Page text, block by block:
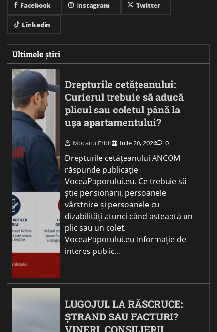
Facebook Instagram Twitter
Linkedin
Ultimele știri
Drepturile cetățeanului:
Curierul trebuie să aducă
plicul sau coletul până la
ușa apartamentului?
Mocanu Erich Iulie 20, 2026 0
Drepturile cetățeanului ANCOM
răspunde publicației
VoceaPoporului.eu. Ce trebuie să
știe pensionarii, persoanele
vârstnice și persoanele cu
dizabilități atunci când așteaptă un
plic sau un colet.
VoceaPoporului.eu Informație de
interes public…
LUGOJUL LA RĂSCRUCE:
ȘTRAND SAU FACTURI?
VINERI, CONSILIERII